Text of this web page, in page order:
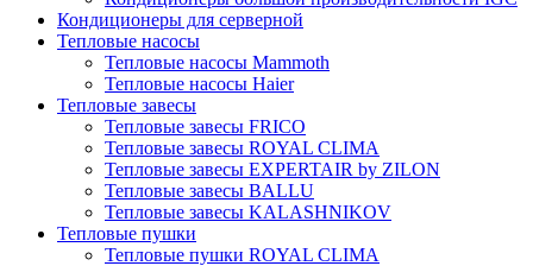
Кондиционеры для серверной
Тепловые насосы
Тепловые насосы Mammoth
Тепловые насосы Haier
Тепловые завесы
Тепловые завесы FRICO
Тепловые завесы ROYAL CLIMA
Тепловые завесы EXPERTAIR by ZILON
Тепловые завесы BALLU
Тепловые завесы KALASHNIKOV
Тепловые пушки
Тепловые пушки ROYAL CLIMA